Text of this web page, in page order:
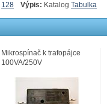
128 Výpis: Katalog Tabulka
Mikrospínač k trafopájce
100VA/250V